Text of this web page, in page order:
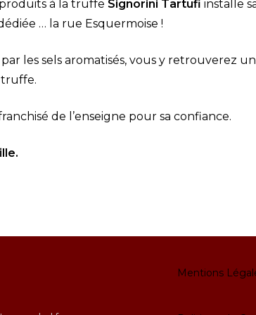
produits à la truffe Signorini Tartufi installe
… la rue Esquermoise !
les sels aromatisés, vous y retrouverez
de l’enseigne pour sa confiance.
Mentions